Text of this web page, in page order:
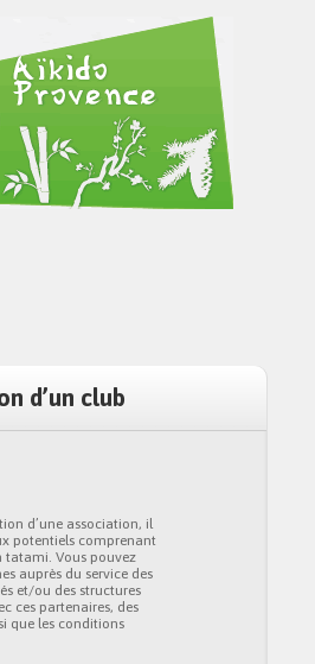
d’un club
d’une association, il
potentiels comprenant
tatami. Vous pouvez
auprès du service des
et/ou des structures
ces partenaires, des
que les conditions